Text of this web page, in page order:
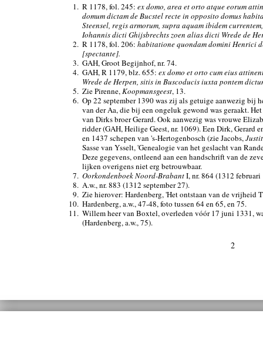
1. R 1178, fol. 245:ex domo, area et orto atque eorum
domum dictam de Bucstel recte in opposito domus
Steensel, regis armorum, supra aquam ibidem
Iohannis dicti Ghijsbrechts zoen alias dicti Wrede de
2. R 1178, fol. 206:habitatione quondam domini Henrici
[spectante].
3. GAH, Groot Begijnhof, nr. 74.
4. GAH, R 1179, blz. 655:ex domo et orto cum eius
Wrede de Herpen, sitis in Buscoducis iuxta pontem
5. Zie Pirenne,Koopmansgeest, 13.
6. Op 22 september 1390 was zij als getuige aanwezig bij
van der Aa, die bij een ongeluk gewond was geraakt.
van Dirks broer Gerard. Ook aanwezig was vrouwe
ridder (GAH, Heilige Geest, nr. 1069). Een Dirk, Gerard
en 1437 schepen van 's-Hertogenbosch (zie Jacobs,
Sasse van Ysselt, 'Genealogie van het geslacht van
Deze gegevens, ontleend aan een handschrift van de
lijken overigens niet erg betrouwbaar.
7. Oorkondenboek Noord-BrabantI, nr. 864 (1312
8. A.w., nr. 883 (1312 september 27).
9. Zie hierover: Hardenberg, 'Het ontstaan van de vrijheid
10. Hardenberg, a.w., 47-48, foto tussen 64 en 65, en 75.
11. Willem heer van Boxtel, overleden vóór 17 juni 1331,
(Hardenberg, a.w., 75).
2